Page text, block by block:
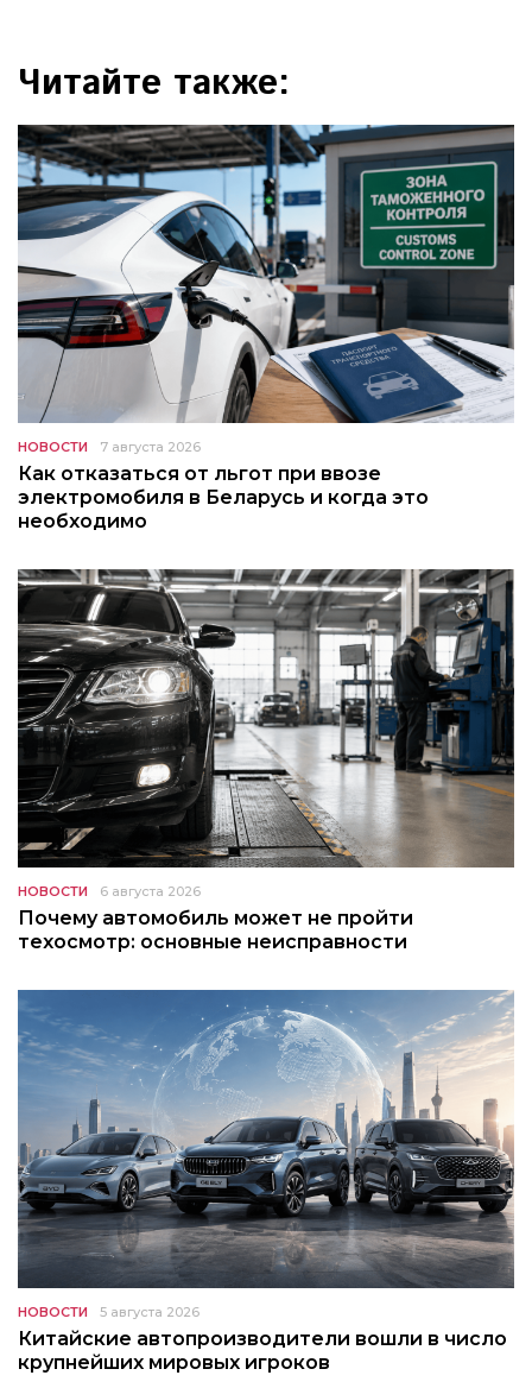
Читайте также:
НОВОСТИ 7 августа 2026
Как отказаться от льгот при ввозе
электромобиля в Беларусь и когда это
необходимо
НОВОСТИ 6 августа 2026
Почему автомобиль может не пройти
техосмотр: основные неисправности
НОВОСТИ 5 августа 2026
Китайские автопроизводители вошли в число
крупнейших мировых игроков